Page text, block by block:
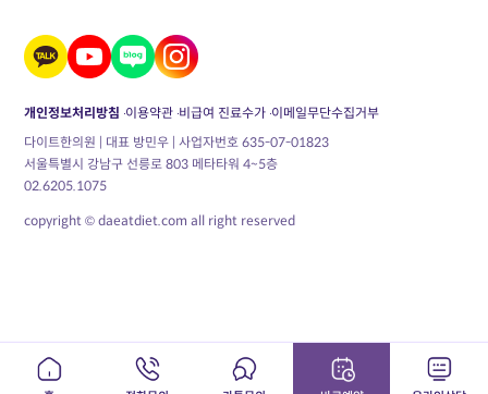
개인정보처리방침 이용약관 비급여 진료수가 이메일무단수집거부
다이트한의원 | 대표 방민우 | 사업자번호 635-07-01823
서울특별시 강남구 선릉로 803 메타타워 4~5층
02.6205.1075
copyright © daeatdiet.com all right reserved